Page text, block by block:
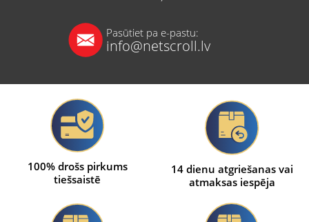
Pasūtiet pa e-pastu:
info@netscroll.lv
100% drošs pirkums
tiešsaistē
14 dienu atgriešanas vai
atmaksas iespēja